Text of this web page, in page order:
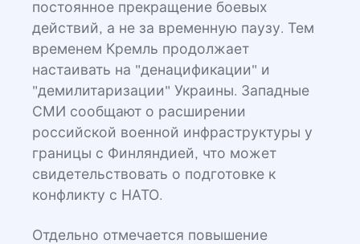
постоянное прекращение боевых
действий, а не за временную паузу. Тем
временем Кремль продолжает
настаивать на "денацификации" и
"демилитаризации" Украины. Западные
СМИ сообщают о расширении
российской военной инфраструктуры у
границы с Финляндией, что может
свидетельствовать о подготовке к
конфликту с НАТО.
Отдельно отмечается повышение